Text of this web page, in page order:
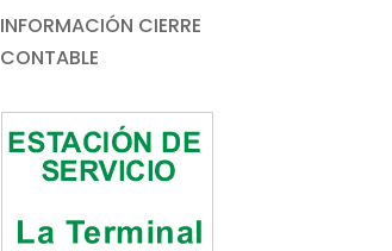
INFORMACIÓN CIERRE
CONTABLE